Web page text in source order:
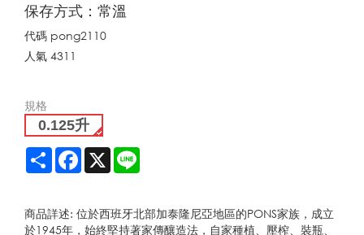
保存方式：常溫
代碼 pong2110
人氣 4311
規格
0.125升
Share Facebook
X
商品詳述: 位於西班牙北部加泰隆尼亞地區的PONS家族，成立
於1945年，始終堅持著家傳釀造法，自家種植、壓榨、裝瓶、